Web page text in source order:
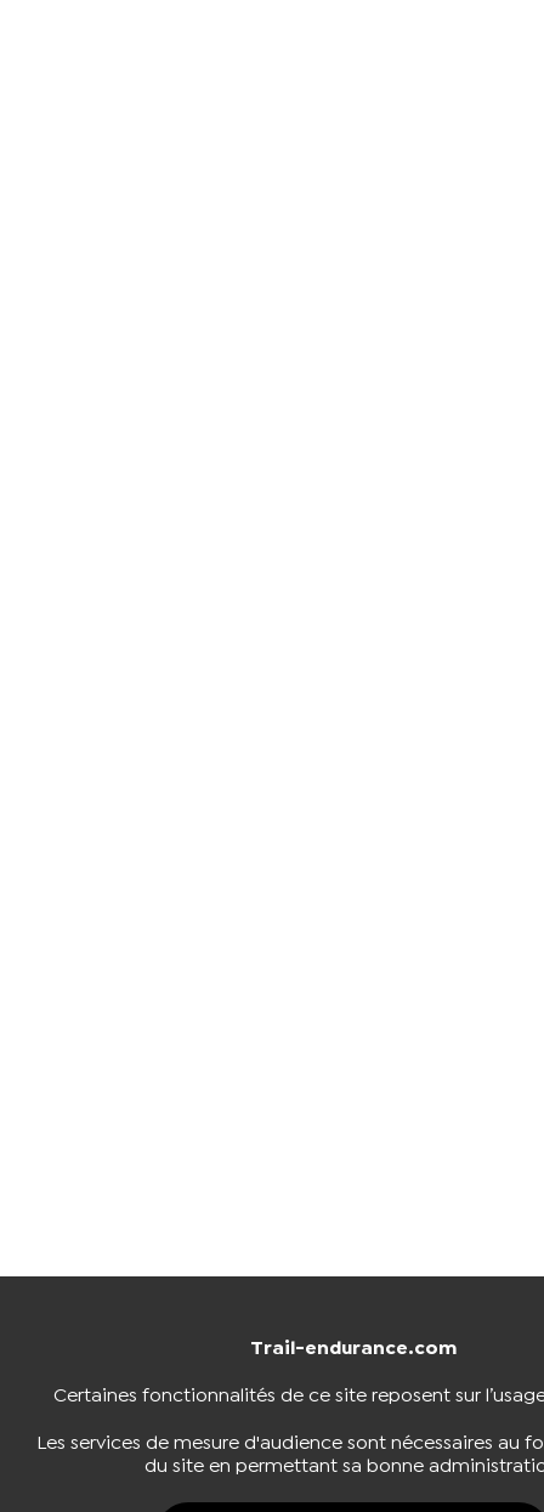
Trail-endurance.com
Certaines fonctionnalités de ce site reposent sur
Les services de mesure d'audience sont nécessaires au
du site en permettant sa bonne